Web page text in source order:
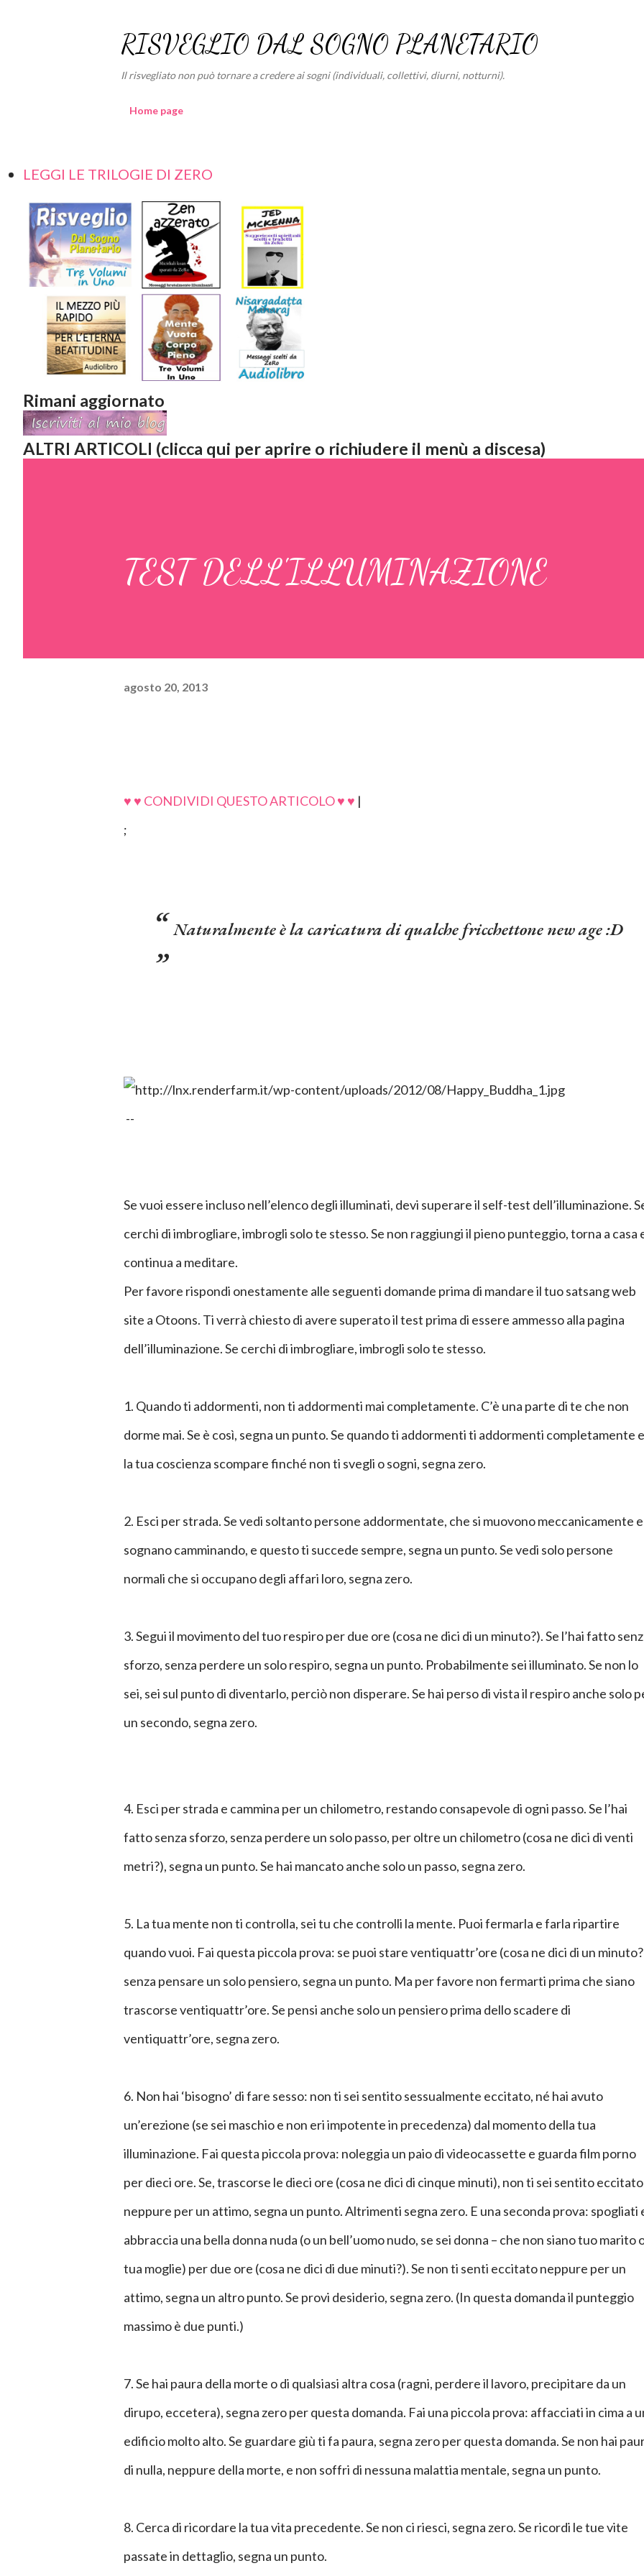
RISVEGLIO DAL SOGNO PLANETARIO
Il risvegliato non può tornare a credere ai sogni (individuali, collettivi, diurni, notturni).
Home page
LEGGI LE TRILOGIE DI ZERO
Rimani aggiornato
ALTRI ARTICOLI (clicca qui per aprire o richiudere il menù a discesa)
TEST DELL'ILLUMINAZIONE
agosto 20, 2013
♥ ♥ CONDIVIDI QUESTO ARTICOLO ♥ ♥ |
;
Naturalmente è la caricatura di qualchefricchettonenew age:D
--
Se vuoi essere incluso nell’elenco degli illuminati, devi superare il self-test dell’illuminazione.
cerchi di imbrogliare, imbrogli solo te stesso. Se non raggiungi il pieno punteggio, torna a casa
continua a meditare.
Per favore rispondi onestamente alle seguenti domande prima di mandare il tuo satsang web
site a Otoons. Ti verrà chiesto di avere superato il test prima di essere ammesso alla pagina
dell’illuminazione. Se cerchi di imbrogliare, imbrogli solo te stesso.
1. Quando ti addormenti, non ti addormenti mai completamente. C’è una parte di te che non
dorme mai. Se è così, segna un punto. Se quando ti addormenti ti addormenti completamente e
la tua coscienza scompare finché non ti svegli o sogni, segna zero.
2. Esci per strada. Se vedi soltanto persone addormentate, che si muovono meccanicamente e
sognano camminando, e questo ti succede sempre, segna un punto. Se vedi solo persone
normali che si occupano degli affari loro, segna zero.
3. Segui il movimento del tuo respiro per due ore (cosa ne dici di un minuto?). Se l’hai fatto
sforzo, senza perdere un solo respiro, segna un punto. Probabilmente sei illuminato. Se non lo
sei, sei sul punto di diventarlo, perciò non disperare. Se hai perso di vista il respiro anche solo
un secondo, segna zero.
4. Esci per strada e cammina per un chilometro, restando consapevole di ogni passo. Se l’hai
fatto senza sforzo, senza perdere un solo passo, per oltre un chilometro (cosa ne dici di venti
metri?), segna un punto. Se hai mancato anche solo un passo, segna zero.
5. La tua mente non ti controlla, sei tu che controlli la mente. Puoi fermarla e farla ripartire
quando vuoi. Fai questa piccola prova: se puoi stare ventiquattr’ore (cosa ne dici di un
senza pensare un solo pensiero, segna un punto. Ma per favore non fermarti prima che siano
trascorse ventiquattr’ore. Se pensi anche solo un pensiero prima dello scadere di
ventiquattr’ore, segna zero.
6. Non hai ‘bisogno’ di fare sesso: non ti sei sentito sessualmente eccitato, né hai avuto
un’erezione (se sei maschio e non eri impotente in precedenza) dal momento della tua
illuminazione. Fai questa piccola prova: noleggia un paio di videocassette e guarda film porno
per dieci ore. Se, trascorse le dieci ore (cosa ne dici di cinque minuti), non ti sei sentito eccitato
neppure per un attimo, segna un punto. Altrimenti segna zero. E una seconda prova: spogliati
abbraccia una bella donna nuda (o un bell’uomo nudo, se sei donna – che non siano tuo marito
tua moglie) per due ore (cosa ne dici di due minuti?). Se non ti senti eccitato neppure per un
attimo, segna un altro punto. Se provi desiderio, segna zero. (In questa domanda il punteggio
massimo è due punti.)
7. Se hai paura della morte o di qualsiasi altra cosa (ragni, perdere il lavoro, precipitare da un
dirupo, eccetera), segna zero per questa domanda. Fai una piccola prova: affacciati in cima a
edificio molto alto. Se guardare giù ti fa paura, segna zero per questa domanda. Se non hai
di nulla, neppure della morte, e non soffri di nessuna malattia mentale, segna un punto.
8. Cerca di ricordare la tua vita precedente. Se non ci riesci, segna zero. Se ricordi le tue vite
passate in dettaglio, segna un punto.